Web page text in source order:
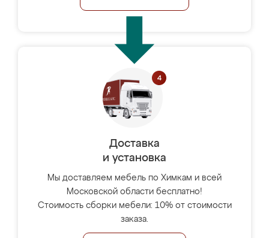
Доставка
и установка
Мы доставляем мебель по Химкам и всей
Московской области бесплатно!
Стоимость сборки мебели: 10% от стоимости
заказа.